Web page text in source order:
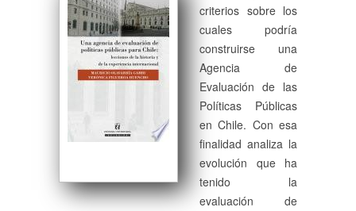
criterios sobre los
cuales podría
construirse una
Agencia de
Evaluación de las
Políticas Públicas
en Chile. Con esa
finalidad analiza la
evolución que ha
tenido la
evaluación de